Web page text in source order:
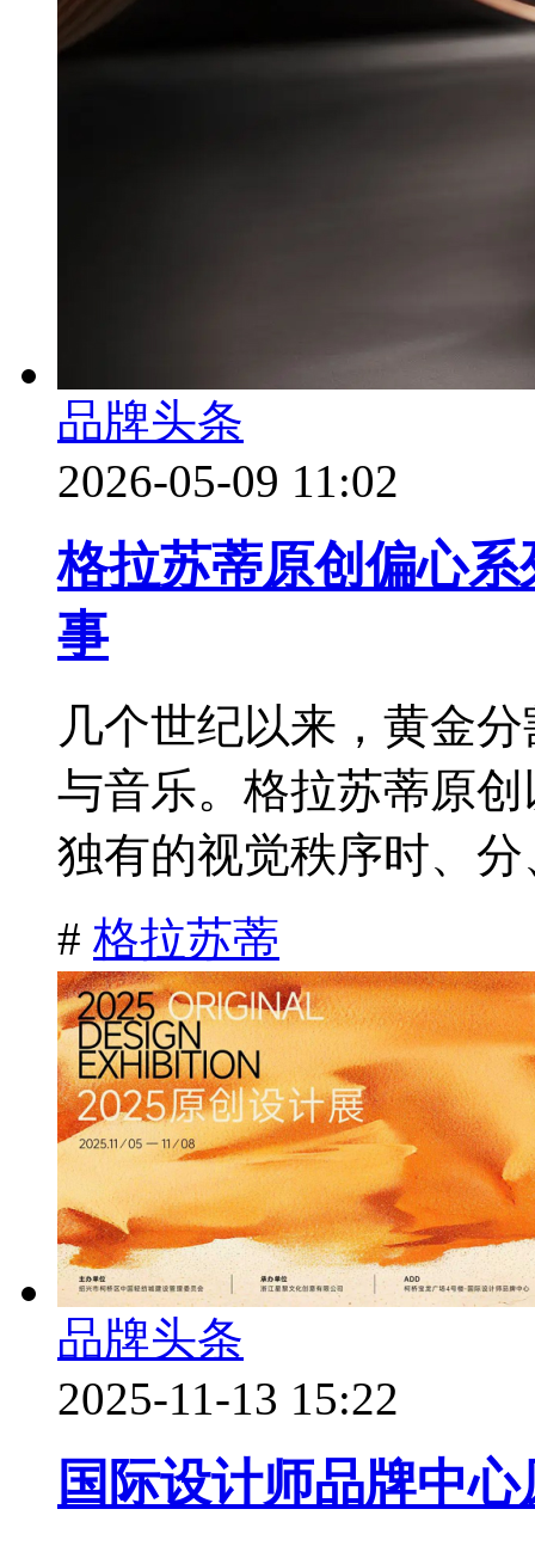
品牌头条
2026-05-09 11:02
格拉苏蒂原创偏心
事
几个世纪以来，黄金
与音乐。格拉苏蒂原
独有的视觉秩序时、分
# 格拉苏蒂
品牌头条
2025-11-13 15:22
国际设计师品牌中